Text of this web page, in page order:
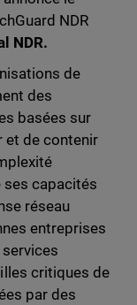
NDR
NDR.
de
des
basées sur
et de contenir
ses capacités
réseau
entreprises
critiques de
par des